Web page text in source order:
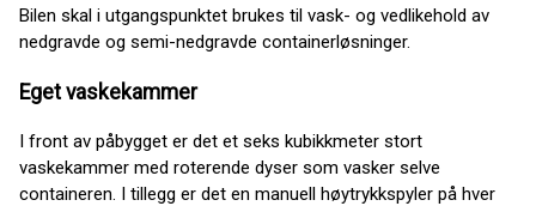
Bilen skal i utgangspunktet brukes til vask- og vedlikehold av
nedgravde og semi-nedgravde containerløsninger.
Eget vaskekammer
I front av påbygget er det et seks kubikkmeter stort
vaskekammer med roterende dyser som vasker selve
containeren. I tillegg er det en manuell høytrykkspyler på hver